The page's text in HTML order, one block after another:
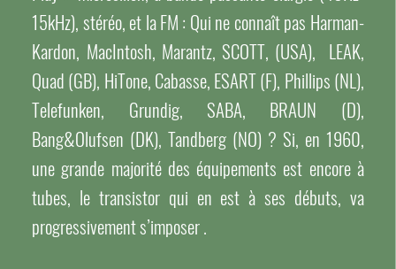
15kHz), stéréo, et la FM : Qui ne connaît pas Harman-
Kardon, MacIntosh, Marantz, SCOTT, (USA), LEAK,
Quad (GB), HiTone, Cabasse, ESART (F), Phillips (NL),
Telefunken, Grundig, SABA, BRAUN (D),
Bang&Olufsen (DK), Tandberg (NO) ? Si, en 1960,
une grande majorité des équipements est encore à
tubes, le transistor qui en est à ses débuts, va
progressivement s’imposer .